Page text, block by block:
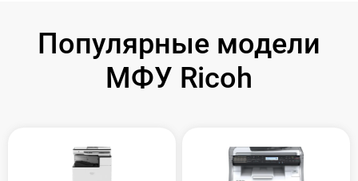
Популярные модели
МФУ Ricoh